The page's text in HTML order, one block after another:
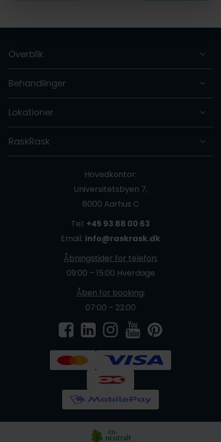
Overblik
Behandlinger
Lokationer
RaskRask
Hovedkontor:
Universitetsbyen 7,
8000 Aarhus C
Tel: +45 93 88 00 63
Email: info@raskrask.dk
Åbningstider for telefon:
09:00 – 15:00 Hverdage
Åben for booking:
07:00 – 22:00